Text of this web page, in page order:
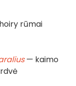
rūmai
— kaimo